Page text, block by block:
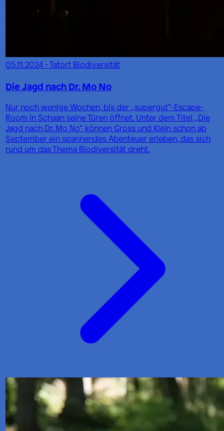
05.11.2024 - Tatort Biodiversität
Die Jagd nach Dr. Mo No
Nur noch wenige Wochen, bis der „supergut“-Escape-
Room in Schaan seine Türen öffnet. Unter dem Titel „Die
Jagd nach Dr. Mo No“ können Gross und Klein schon ab
September ein spannendes Abenteuer erleben, das sich
rund um das Thema Biodiversität dreht.